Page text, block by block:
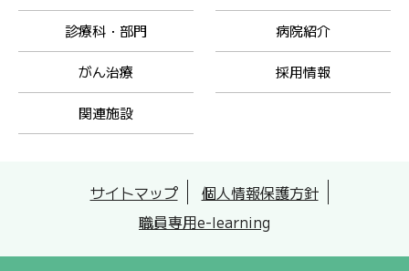
診療科・部門 病院紹介
がん治療 採用情報
関連施設
サイトマップ
個人情報保護方針
職員専用e-learning